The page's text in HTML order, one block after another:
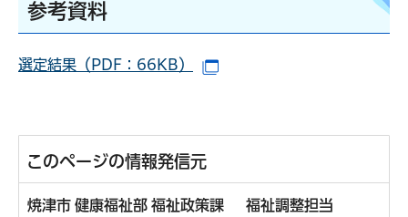
参考資料
選定結果（PDF：66KB）
このページの情報発信元
焼津市 健康福祉部 福祉政策課 福祉調整担当